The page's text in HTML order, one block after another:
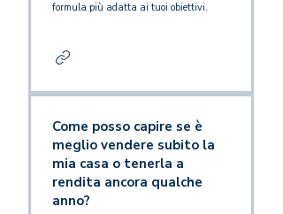
formula più adatta ai tuoi obiettivi.
Come posso capire se è
meglio vendere subito la
mia casa o tenerla a
rendita ancora qualche
anno?